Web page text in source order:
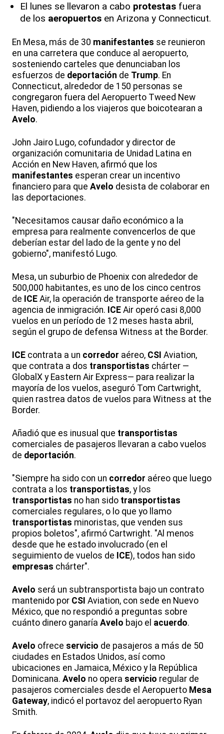
El lunes se llevaron a cabo protestas fuera
de los aeropuertos en Arizona y Connecticut.
En Mesa, más de 30 manifestantes se reunieron
en una carretera que conduce al aeropuerto,
sosteniendo carteles que denunciaban los
esfuerzos de deportación de Trump. En
Connecticut, alrededor de 150 personas se
congregaron fuera del Aeropuerto Tweed New
Haven, pidiendo a los viajeros que boicotearan a
Avelo.
John Jairo Lugo, cofundador y director de
organización comunitaria de Unidad Latina en
Acción en New Haven, afirmó que los
manifestantes esperan crear un incentivo
financiero para que Avelo desista de colaborar en
las deportaciones.
"Necesitamos causar daño económico a la
empresa para realmente convencerlos de que
deberían estar del lado de la gente y no del
gobierno", manifestó Lugo.
Mesa, un suburbio de Phoenix con alrededor de
500,000 habitantes, es uno de los cinco centros
de ICE Air, la operación de transporte aéreo de la
agencia de inmigración. ICE Air operó casi 8,000
vuelos en un período de 12 meses hasta abril,
según el grupo de defensa Witness at the Border.
ICE contrata a un corredor aéreo, CSI Aviation,
que contrata a dos transportistas chárter —
GlobalX y Eastern Air Express— para realizar la
mayoría de los vuelos, aseguró Tom Cartwright,
quien rastrea datos de vuelos para Witness at the
Border.
Añadió que es inusual que transportistas
comerciales de pasajeros llevaran a cabo vuelos
de deportación.
"Siempre ha sido con un corredor aéreo que luego
contrata a los transportistas, y los
transportistas no han sido transportistas
comerciales regulares, o lo que yo llamo
transportistas minoristas, que venden sus
propios boletos", afirmó Cartwright. "Al menos
desde que he estado involucrado (en el
seguimiento de vuelos de ICE), todos han sido
empresas chárter".
Avelo será un subtransportista bajo un contrato
mantenido por CSI Aviation, con sede en Nuevo
México, que no respondió a preguntas sobre
cuánto dinero ganaría Avelo bajo el acuerdo.
Avelo ofrece servicio de pasajeros a más de 50
ciudades en Estados Unidos, así como
ubicaciones en Jamaica, México y la República
Dominicana. Avelo no opera servicio regular de
pasajeros comerciales desde el Aeropuerto Mesa
Gateway, indicó el portavoz del aeropuerto Ryan
Smith.